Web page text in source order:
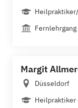
Fernlehrgang
Margit
Düsseldorf
Heilpraktiker